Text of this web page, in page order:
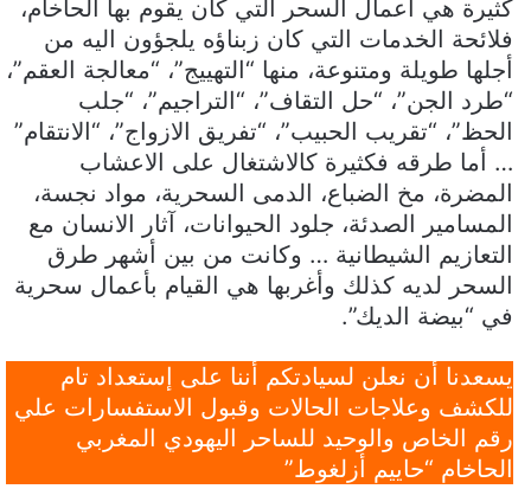
كثيرة هي أعمال السحر التي كان يقوم بها الحاخام،
فلائحة الخدمات التي كان زبناؤه يلجؤون اليه من
أجلها طويلة ومتنوعة، منها “التهييج”، “معالجة العقم”،
“طرد الجن”، “حل التقاف”، “التراجيم”، “جلب
الحظ”، “تقريب الحبيب”، “تفريق الازواج”، “الانتقام”
… أما طرقه فكثيرة كالاشتغال على الاعشاب
المضرة، مخ الضباع، الدمى السحرية، مواد نجسة،
المسامير الصدئة، جلود الحيوانات، آثار الانسان مع
التعازيم الشيطانية … وكانت من بين أشهر طرق
السحر لديه كذلك وأغربها هي القيام بأعمال سحرية
في “بيضة الديك”.
يسعدنا أن نعلن لسيادتكم أننا على إستعداد تام
للكشف وعلاجات الحالات وقبول الاستفسارات علي
رقم الخاص والوحيد للساحر اليهودي المغربي
الحاخام “حاييم أزلغوط”